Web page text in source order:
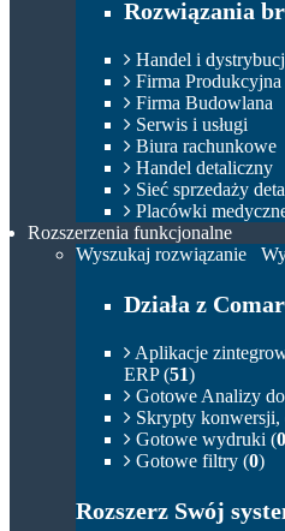
Rozwiązania
Handel i
Firma Produkcyjna
Firma Budowlana
Serwis i usługi
Biura rachunkowe
Handel detaliczny
Sieć sprzedaży
Placówki
Rozszerzenia funkcjonalne
Wyszukaj rozwiązanie
Działa z
Aplikacje
ERP (51)
Gotowe Analizy
Skrypty konwersji,
Gotowe wydruki (0
Gotowe filtry (0)
Rozszerz Swój